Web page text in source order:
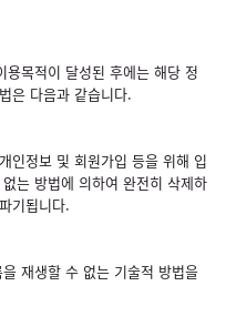
목적이 달성된 후에는 해당 정
은 다음과 같습니다.
인정보 및 회원가입 등을 위해 입
는 방법에 의하여 완전히 삭제하
기됩니다.
재생할 수 없는 기술적 방법을